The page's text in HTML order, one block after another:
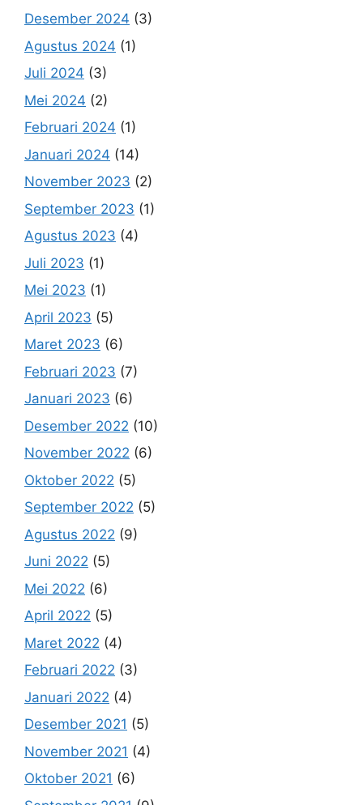
Desember 2024 (3)
Agustus 2024 (1)
Juli 2024 (3)
Mei 2024 (2)
Februari 2024 (1)
Januari 2024 (14)
November 2023 (2)
September 2023 (1)
Agustus 2023 (4)
Juli 2023 (1)
Mei 2023 (1)
April 2023 (5)
Maret 2023 (6)
Februari 2023 (7)
Januari 2023 (6)
Desember 2022 (10)
November 2022 (6)
Oktober 2022 (5)
September 2022 (5)
Agustus 2022 (9)
Juni 2022 (5)
Mei 2022 (6)
April 2022 (5)
Maret 2022 (4)
Februari 2022 (3)
Januari 2022 (4)
Desember 2021 (5)
November 2021 (4)
Oktober 2021 (6)